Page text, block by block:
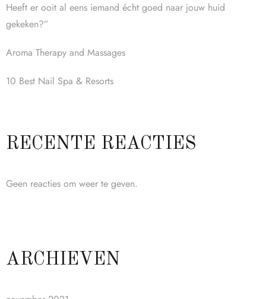
Heeft er ooit al eens iemand écht goed naar jouw huid
gekeken?”
Aroma Therapy and Massages
10 Best Nail Spa & Resorts
RECENTE REACTIES
Geen reacties om weer te geven.
ARCHIEVEN